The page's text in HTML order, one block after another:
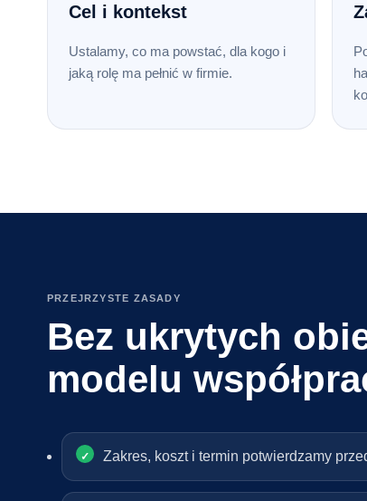
Cel i kontekst
Ustalamy, co ma powstać, dla kogo i
jaką rolę ma pełnić w firmie.
PRZEJRZYSTE ZASADY
Bez ukrytych
modelu
Zakres, koszt i termin potwierdzamy